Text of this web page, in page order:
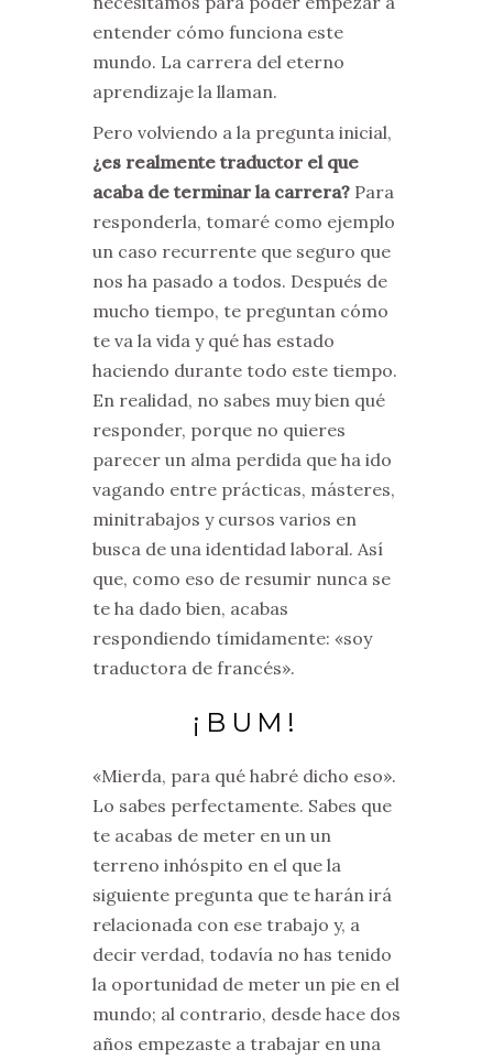
entender cómo funciona este
mundo. La carrera del eterno
aprendizaje la llaman.
Pero volviendo a la pregunta inicial,
¿es realmente traductor el que
acaba de terminar la carrera? Para
responderla, tomaré como ejemplo
un caso recurrente que seguro que
nos ha pasado a todos. Después de
mucho tiempo, te preguntan cómo
te va la vida y qué has estado
haciendo durante todo este tiempo.
En realidad, no sabes muy bien qué
responder, porque no quieres
parecer un alma perdida que ha ido
vagando entre prácticas, másteres,
minitrabajos y cursos varios en
busca de una identidad laboral. Así
que, como eso de resumir nunca se
te ha dado bien, acabas
respondiendo tímidamente: «soy
traductora de francés».
¡BUM!
«Mierda, para qué habré dicho eso».
Lo sabes perfectamente. Sabes que
te acabas de meter en un un
terreno inhóspito en el que la
siguiente pregunta que te harán irá
relacionada con ese trabajo y, a
decir verdad, todavía no has tenido
la oportunidad de meter un pie en el
mundo; al contrario, desde hace dos
años empezaste a trabajar en una